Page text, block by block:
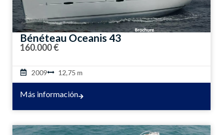
Bénéteau Oceanis 43
160.000 €
2009 12,75 m
Más información